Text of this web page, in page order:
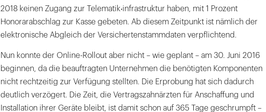
2018 keinen Zugang zur Telematik‧infrastruktur haben, mit 1 Prozent
Honorarabschlag zur Kasse gebeten. Ab diesem Zeitpunkt ist nämlich der
elektronische Abgleich der Versichertenstammdaten verpflichtend.
Nun konnte der Online-Rollout aber nicht – wie geplant – am 30. Juni 2016
beginnen, da die beauftragten Unternehmen die benötigten Komponenten
nicht rechtzeitig zur Verfügung stellten. Die Erprobung hat sich dadurch
deutlich verzögert. Die Zeit, die Vertragszahnärzten für Anschaffung und
Installation ihrer Geräte bleibt, ist damit schon auf 365 Tage geschrumpft –